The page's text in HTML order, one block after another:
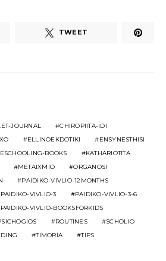
TWEET
JOURNAL
CHIROPIITA-IDI
ELLINOEKDOTIKI
ENSYNESTHISI
BOOKS
KATHARIOTITA
METAIXMIO
ORGANOSI
PAIDIKO-VIVLIO-12MONTHS
PAIDIKO-VIVLIO-3
PAIDIKO-VIVLIO-3-6
PAIDIKO-VIVLIO-BOOKSFORKIDS
ROUTINES
SCHOLIO
TIMORIA TIPS